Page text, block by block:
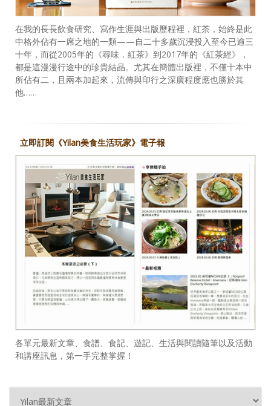
在我的長長飲食研究、寫作生涯與出版歷程裡，紅茶，始終是此
中格外佔有一席之地的一類——自二十多歲沉浸投入至今已逾三
十年，而從2005年的《尋味．紅茶》到2017年的《紅茶經》，
都是這漫漫行途中的珍貴結晶。尤其在簡體出版裡，不僅十本中
所佔有二，且兩本加起來，流傳與印行之深廣程度應也勝於其
他……
立即訂閱《Yilan美食生活玩家》電子報
各單元最新文章、食譜、食記、遊記、生活與閱讀隨筆以及活動
和講座訊息，第一手完整掌握！